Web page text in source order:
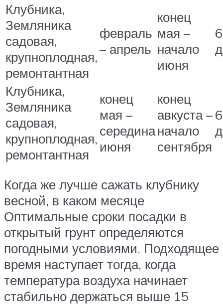
Клубника,
Земляника
садовая,
крупноплодная,
ремонтантная
февраль
– апрель
конец
мая –
начало
июня
Клубника,
Земляника
садовая,
крупноплодная,
ремонтантная
конец
мая –
середина
июня
конец
авкуста –
начало
сентября
Когда же лучше сажать клубнику
весной, в каком месяце
Оптимальные сроки посадки в
открытый грунт определяются
погодными условиями. Подходящее
время наступает тогда, когда
температура воздуха начинает
стабильно держаться выше 15